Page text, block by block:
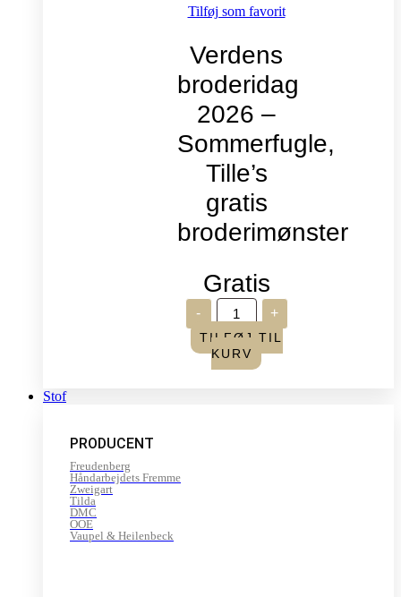
Tilføj som favorit
Verdens
broderidag
2026 –
Sommerfugle,
Tille’s
gratis
broderimønster
Gratis
-
Verdens
broderidag
2026
-
Sommerfugle,
+
TILFØJ TIL
KURV
Stof
PRODUCENT
Freudenberg
Håndarbejdets Fremme
Zweigart
Tilda
DMC
OOE
Vaupel & Heilenbeck